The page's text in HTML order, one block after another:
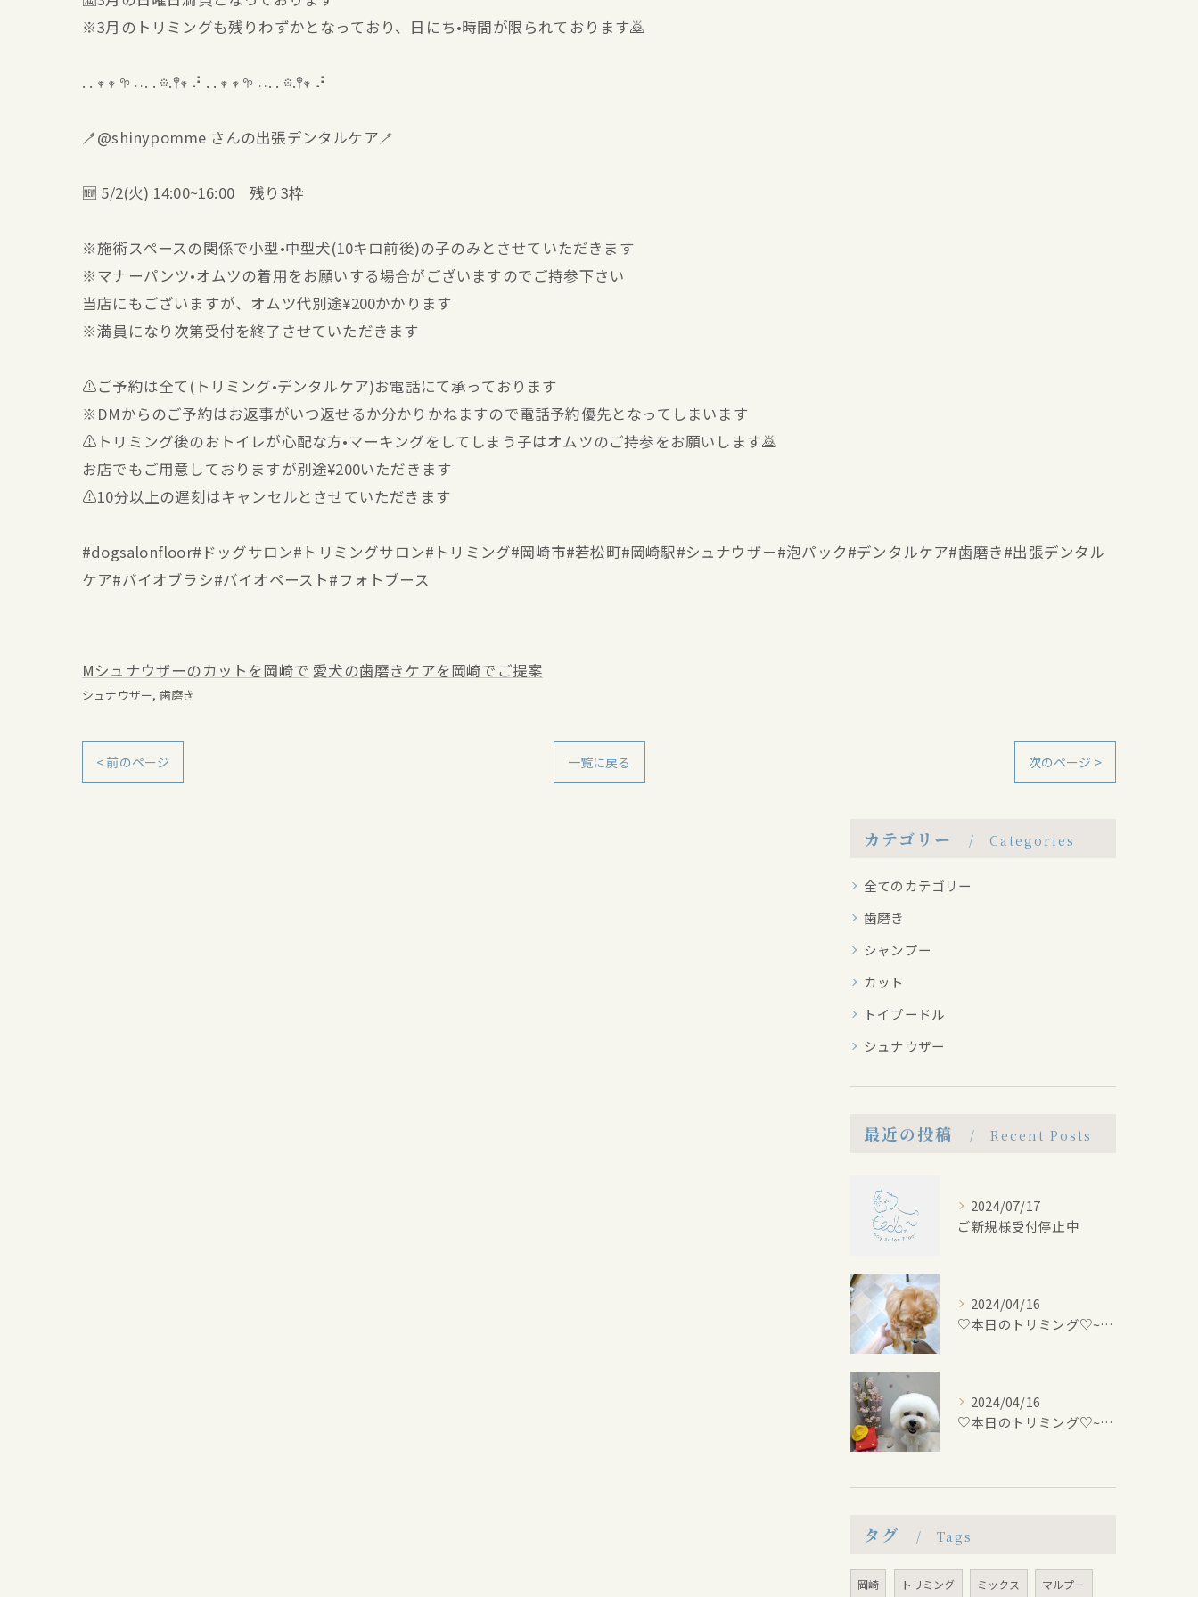
※3月のトリミングも残りわずかとなっており、日にち•時間が限られております🙇
. . 𖥧 𖥧 𖧧 ˒˒. . 𖡼.𖤣𖥧 ⠜ . . 𖥧 𖥧 𖧧 ˒˒. . 𖡼.𖤣𖥧 ⠜
🪥@shinypomme さんの出張デンタルケア🪥
🆕 5/2(火) 14:00~16:00 残り3枠
※施術スペースの関係で小型•中型犬(10キロ前後)の子のみとさせていただきます
※マナーパンツ•オムツの着用をお願いする場合がございますのでご持参下さい
当店にもございますが、オムツ代別途¥200かかります
※満員になり次第受付を終了させていただきます
⚠️ご予約は全て(トリミング•デンタルケア)お電話にて承っております
※DMからのご予約はお返事がいつ返せるか分かりかねますので電話予約優先となってしまいます
⚠️トリミング後のおトイレが心配な方•マーキングをしてしまう子はオムツのご持参をお願いします🙇
お店でもご用意しておりますが別途¥200いただきます
⚠️10分以上の遅刻はキャンセルとさせていただきます
#dogsalonfloor#ドッグサロン#トリミングサロン#トリミング#岡崎市#若松町#岡崎駅#シュナウザー#泡パック#デンタルケア#歯磨き#出張デンタル
ケア#バイオブラシ#バイオペースト#フォトブース
Mシュナウザーのカットを岡崎で 愛犬の歯磨きケアを岡崎でご提案
シュナウザー 歯磨き
< 前のページ 一覧に戻る 次のページ >
カテゴリー Categories
全てのカテゴリー
歯磨き
シャンプー
カット
トイプードル
シュナウザー
最近の投稿 Recent Posts
2024/07/17
ご新規様受付停止中
2024/04/16
♡本日のトリミング♡⁠~岡崎トリミングサロン~
2024/04/16
♡本日のトリミング♡⁠~岡崎トリミングサロン~
タグ Tags
岡崎 トリミング ミックス マルプー